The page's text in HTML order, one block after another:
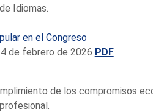
Idiomas.
en el Congreso
de febrero de 2026 PDF
de los compromisos